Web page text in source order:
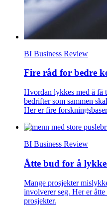
BI Business Review
Fire råd for bedre
Hvordan lykkes med å
bedrifter som sammen
Her er fire
BI Business Review
Åtte bud for å
Mange prosjekter
involverer seg. Her er
prosjekter.